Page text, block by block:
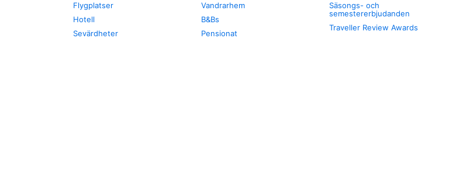
Flygplatser
Hotell
Sevärdheter
Vandrarhem
B&Bs
Pensionat
Säsongs- och
semestererbjudanden
Traveller Review Awards